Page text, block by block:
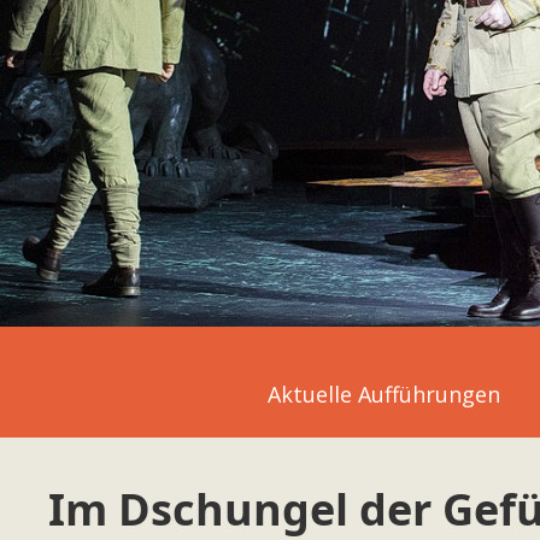
Aktuelle Aufführungen
Im Dschungel der